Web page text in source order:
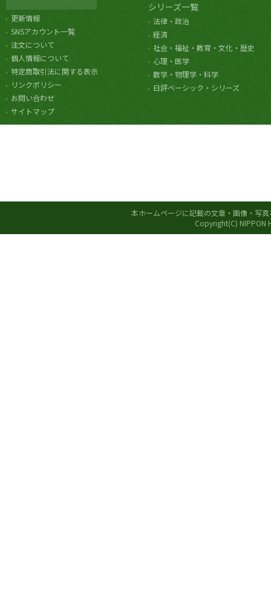
更新情報
SNSアカウント一覧
注文について
個人情報について
特定商取引法に関する表示
リンクポリシー
お問い合わせ
サイトマップ
シリーズ一覧
法律・政治
経済
社会・福祉・教育・文化・歴史
心理・医学
数学・物理学・科学
日評ベーシック・シリーズ
本ホームページに記載の文章・画像・写
Copyright(C) NIPPON